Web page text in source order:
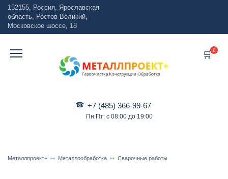
Перейти
содержанию
152155, Россия, Ярославская
область, Ростов Великий,
Московское шоссе, 18
+7 (485) 366-99-67
Пн:Пт: с 08:00 до 19:00
0
Металлпроект+ Металлообработка Сварочные работы